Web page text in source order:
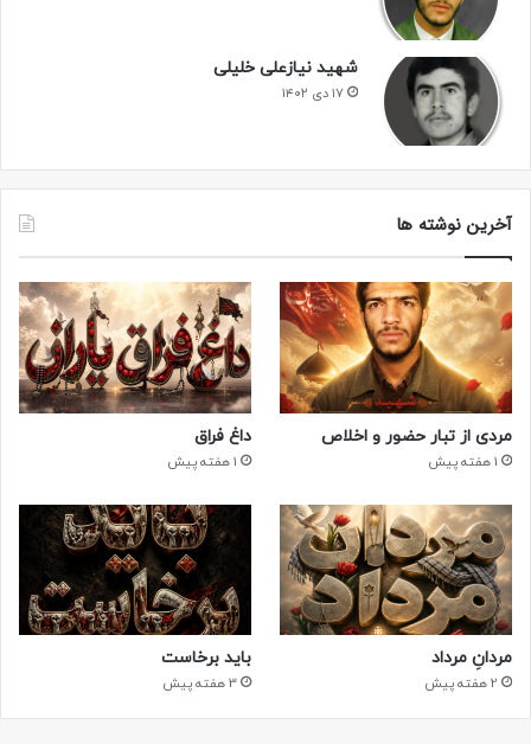
شهید نیازعلی خلیلی
۱۷ دی ۱۴۰۲
آخرین نوشته ها
مردی از تبار حضور و اخلاص
1 هفته پیش
داغ فراق
1 هفته پیش
مردانِ مرداد
2 هفته پیش
باید برخاست
3 هفته پیش